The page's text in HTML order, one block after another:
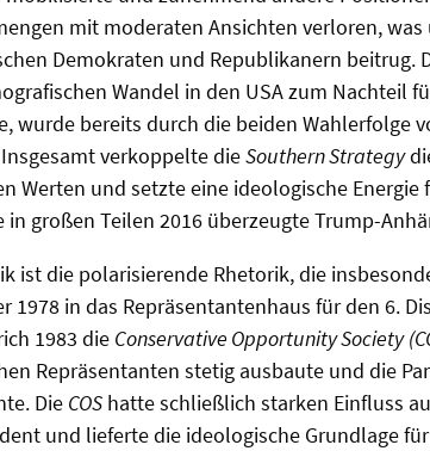
mit moderaten Ansichten verloren,
Demokraten und Republikanern beitrug.
Wandel in den USA zum Nachteil
wurde bereits durch die beiden Wahlerfolge
verkoppelte dieSouthern Strategy
Werten und setzte eine ideologische Energie
in großen Teilen 2016 überzeugte Trump-
ist die polarisierende Rhetorik, die
1978 in das Repräsentantenhaus für den 6.
1983 die Conservative Opportunity Society
Repräsentanten stetig ausbaute und die
Die COS hatte schließlich starken Einfluss
und lieferte die ideologische Grundlage